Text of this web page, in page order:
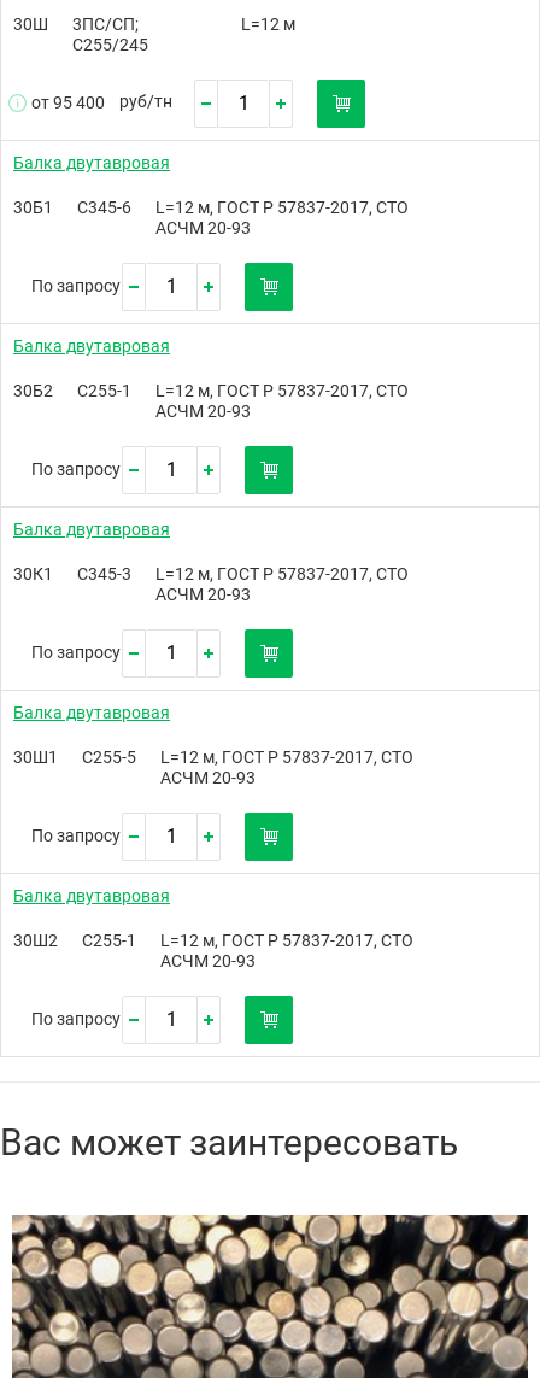
30Ш
3ПС/СП;
С255/245
L=12 м
от 95 400 руб/тн
Балка двутавровая
30Б1 С345-6
L=12 м, ГОСТ Р 57837-2017, СТО
АСЧМ 20-93
По запросу
Балка двутавровая
30Б2 С255-1
L=12 м, ГОСТ Р 57837-2017, СТО
АСЧМ 20-93
По запросу
Балка двутавровая
30К1 С345-3
L=12 м, ГОСТ Р 57837-2017, СТО
АСЧМ 20-93
По запросу
Балка двутавровая
30Ш1 С255-5
L=12 м, ГОСТ Р 57837-2017, СТО
АСЧМ 20-93
По запросу
Балка двутавровая
30Ш2 С255-1
L=12 м, ГОСТ Р 57837-2017, СТО
АСЧМ 20-93
По запросу
Вас может заинтересовать